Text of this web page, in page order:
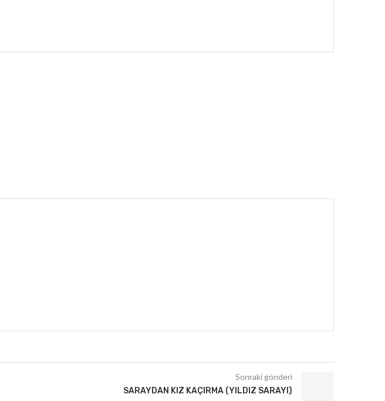
Sonraki gönderi
SARAYDAN KIZ KAÇIRMA (YILDIZ SARAYI)